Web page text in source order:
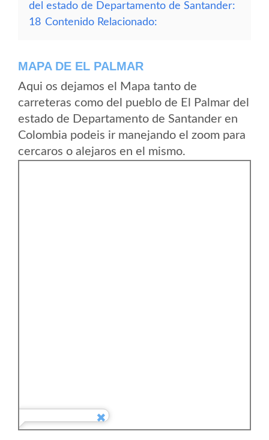
del estado de Departamento de Santander:
18 Contenido Relacionado:
MAPA DE EL PALMAR
Aqui os dejamos el Mapa tanto de
carreteras como del pueblo de El Palmar del
estado de Departamento de Santander en
Colombia podeis ir manejando el zoom para
cercaros o alejaros en el mismo.